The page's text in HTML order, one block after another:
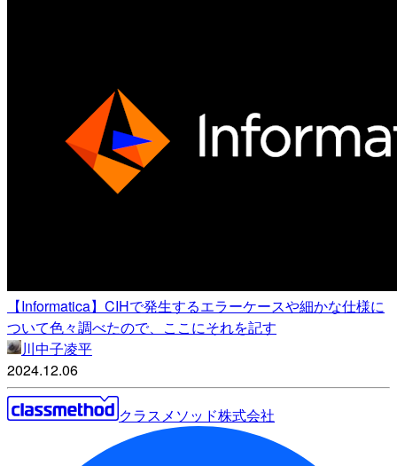
【Informatica】CIHで発生するエラーケースや細かな仕様に
ついて色々調べたので、ここにそれを記す
川中子凌平
2024.12.06
クラスメソッド株式会社